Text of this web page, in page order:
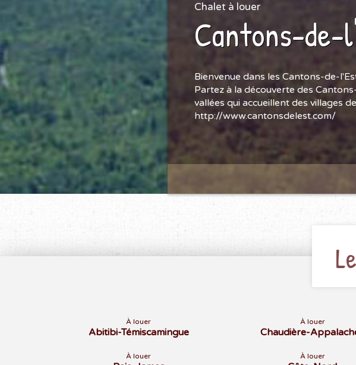
Chalet à louer
Cantons-
Bienvenue dans les Cantons-de-
Partez à la découverte des
vallées qui accueillent des villages
http://www.cantonsdelest.com/
À louer
Abitibi-Témiscamingue
À louer
À louer
Chaudière-
À louer